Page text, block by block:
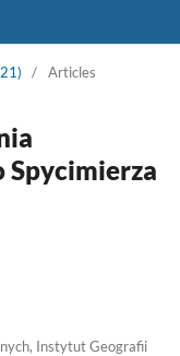
/ Articles
Instytut Geografii